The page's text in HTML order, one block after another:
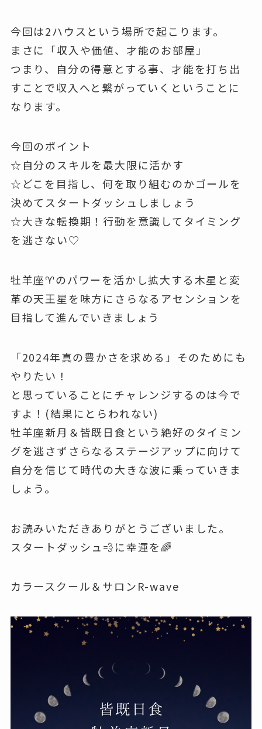
今回は2ハウスという場所で起こります。
まさに「収入や価値、才能のお部屋」
つまり、自分の得意とする事、才能を打ち出
すことで収入へと繋がっていくということに
なります。
今回のポイント
☆自分のスキルを最大限に活かす
☆どこを目指し、何を取り組むのかゴールを
決めてスタートダッシュしましょう
☆大きな転換期！行動を意識してタイミング
を逃さない♡
牡羊座♈のパワーを活かし拡大する木星と変
革の天王星を味方にさらなるアセンションを
目指して進んでいきましょう
「2024年真の豊かさを求める」そのためにも
やりたい！
と思っていることにチャレンジするのは今で
すよ！(結果にとらわれない)
牡羊座新月＆皆既日食という絶好のタイミン
グを逃さずさらなるステージアップに向けて
自分を信じて時代の大きな波に乗っていきま
しょう。
お読みいただきありがとうございました。
スタートダッシュ💨に幸運を🌈
カラースクール＆サロンR-wave